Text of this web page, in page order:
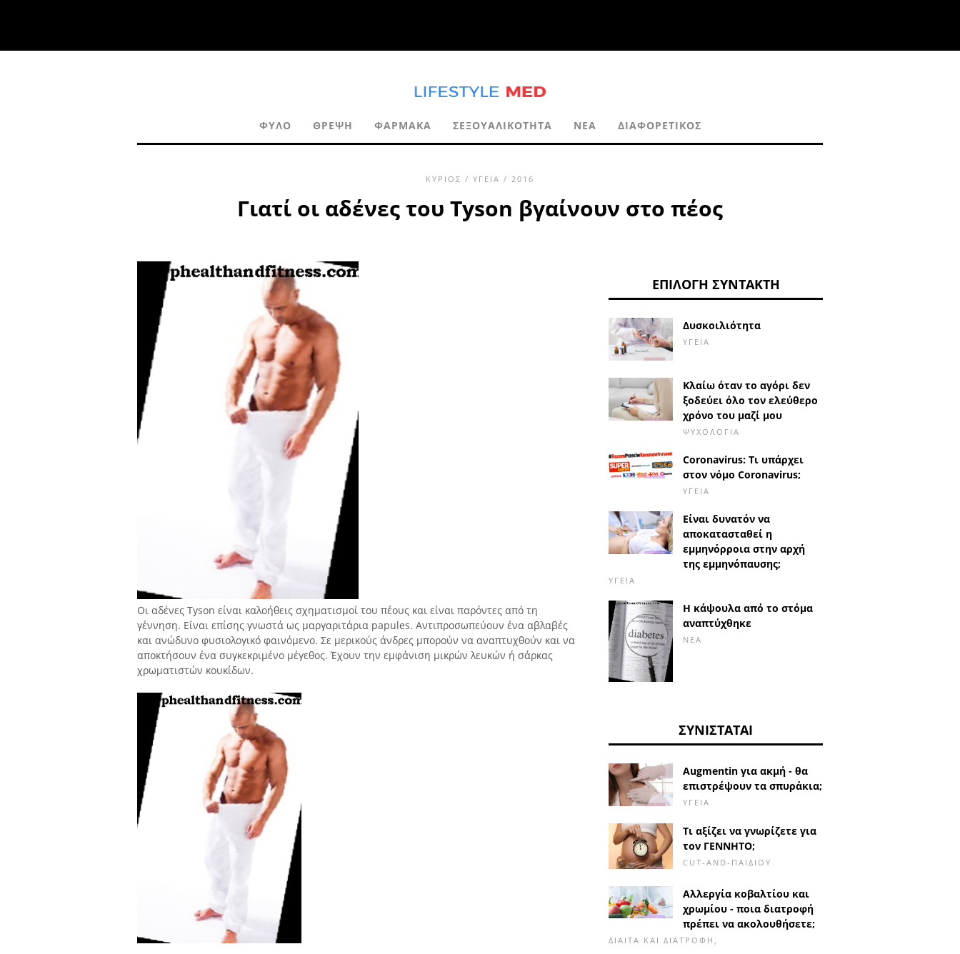
ΦΎΛΟ ΘΡΈΨΗ ΦΆΡΜΑΚΑ ΣΕΞΟΥΑΛΙΚΌΤΗΤΑ ΝΈΑ ΔΙΑΦΟΡΕΤΙΚΌΣ
ΚΎΡΙΟΣ / ΥΓΕΊΑ / 2016
Γιατί οι αδένες του Tyson βγαίνουν στο πέος
Οι αδένες Tyson είναι καλοήθεις σχηματισμοί του πέους και είναι παρόντες από τη
γέννηση. Είναι επίσης γνωστά ως μαργαριτάρια papules. Αντιπροσωπεύουν ένα αβλαβές
και ανώδυνο φυσιολογικό φαινόμενο. Σε μερικούς άνδρες μπορούν να αναπτυχθούν και να
αποκτήσουν ένα συγκεκριμένο μέγεθος. Έχουν την εμφάνιση μικρών λευκών ή σάρκας
χρωματιστών κουκίδων.
ΕΠΙΛΟΓΉ ΣΥΝΤΆΚΤΗ
Δυσκοιλιότητα
ΥΓΕΊΑ
Κλαίω όταν το αγόρι δεν
ξοδεύει όλο τον ελεύθερο
χρόνο του μαζί μου
ΨΥΧΟΛΟΓΊΑ
Coronavirus: Τι υπάρχει
στον νόμο Coronavirus;
ΥΓΕΊΑ
Είναι δυνατόν να
αποκατασταθεί η
εμμηνόρροια στην αρχή
της εμμηνόπαυσης;
ΥΓΕΊΑ
Η κάψουλα από το στόμα
αναπτύχθηκε
ΝΈΑ
ΣΥΝΙΣΤΆΤΑΙ
Augmentin για ακμή - θα
επιστρέψουν τα σπυράκια;
ΥΓΕΊΑ
Τι αξίζει να γνωρίζετε για
τον ΓΕΝΝΗΤΟ;
CUT-AND-ΠΑΙΔΙΟΎ
Αλλεργία κοβαλτίου και
χρωμίου - ποια διατροφή
πρέπει να ακολουθήσετε;
ΔΊΑΙΤΑ ΚΑΙ ΔΙΑΤΡΟΦΉ,